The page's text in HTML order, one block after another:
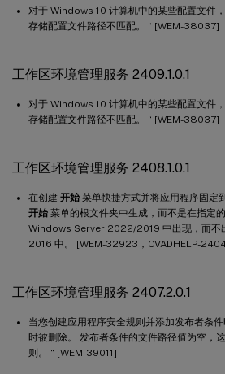
对于 Windows 10 计算机中的某些配置文件
存储配置文件路径不匹配。 “ [WEM-38037]
工作区环境管理服务 2409.1.0.1
对于 Windows 10 计算机中的某些配置文件
存储配置文件路径不匹配。 “ [WEM-38037]
工作区环境管理服务 2408.1.0.1
在创建 开始 菜单快捷方式并将应用程序固定
开始 菜单的根文件夹中生成，而不是在指定
Windows Server 2022/2019 中出现，而不
2016 中。 [WEM-32923，CVADHELP-
工作区环境管理服务 2407.2.0.1
当您创建应用程序安全规则并添加发布者条
时被删除。 发布者条件的文件路径值为空，
则。 “ [WEM-39011]
工作区环境管理服务 2107.2.0.1
工作区环境管理服务 2104.1.0.1
工作区环境管理服务 2101.2.0.1
工作区环境管理服务 2011.1.0.1
工作区环境管理服务 2010.2.0.1
工作区环境管理服务 2007.2.0.1
工作区环境管理服务 2007.1.0.1